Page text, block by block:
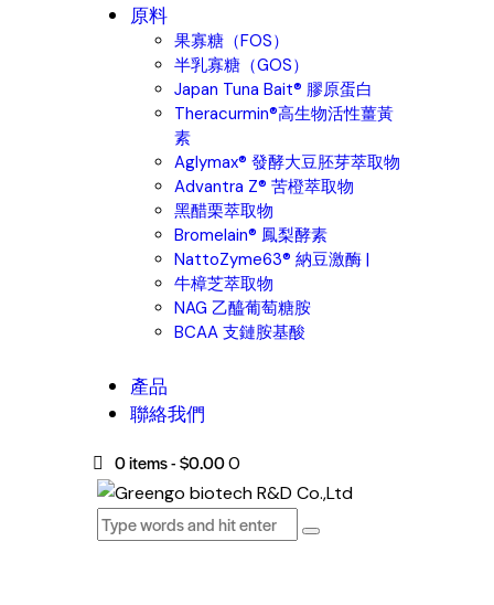
原料
果寡糖（FOS）
半乳寡糖（GOS）
Japan Tuna Bait® 膠原蛋白
Theracurmin®高生物活性薑黃
素
Aglymax® 發酵大豆胚芽萃取物
Advantra Z® 苦橙萃取物
黑醋栗萃取物
Bromelain® 鳳梨酵素
NattoZyme63® 納豆激酶 |
牛樟芝萃取物
NAG 乙醯葡萄糖胺
BCAA 支鏈胺基酸
產品
聯絡我們
0 items- $0.000